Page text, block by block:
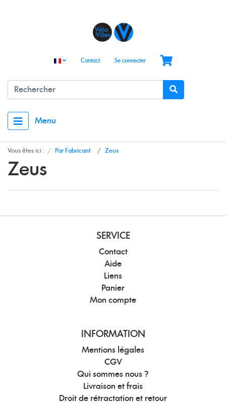
Contact Se connecter
Menu
Vous êtes ici : Par Fabricant Zeus
Zeus
SERVICE
Contact
Aide
Liens
Panier
Mon compte
INFORMATION
Mentions légales
CGV
Qui sommes nous ?
Livraison et frais
Droit de rétractation et retour